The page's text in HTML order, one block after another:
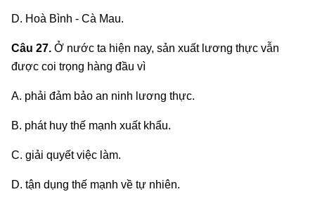
D. Hoà Bình - Cà Mau.
Câu 27. Ở nước ta hiện nay, sản xuất lương thực vẫn
được coi trọng hàng đầu vì
A. phải đảm bảo an ninh lương thực.
B. phát huy thế mạnh xuất khẩu.
C. giải quyết việc làm.
D. tận dụng thế mạnh về tự nhiên.